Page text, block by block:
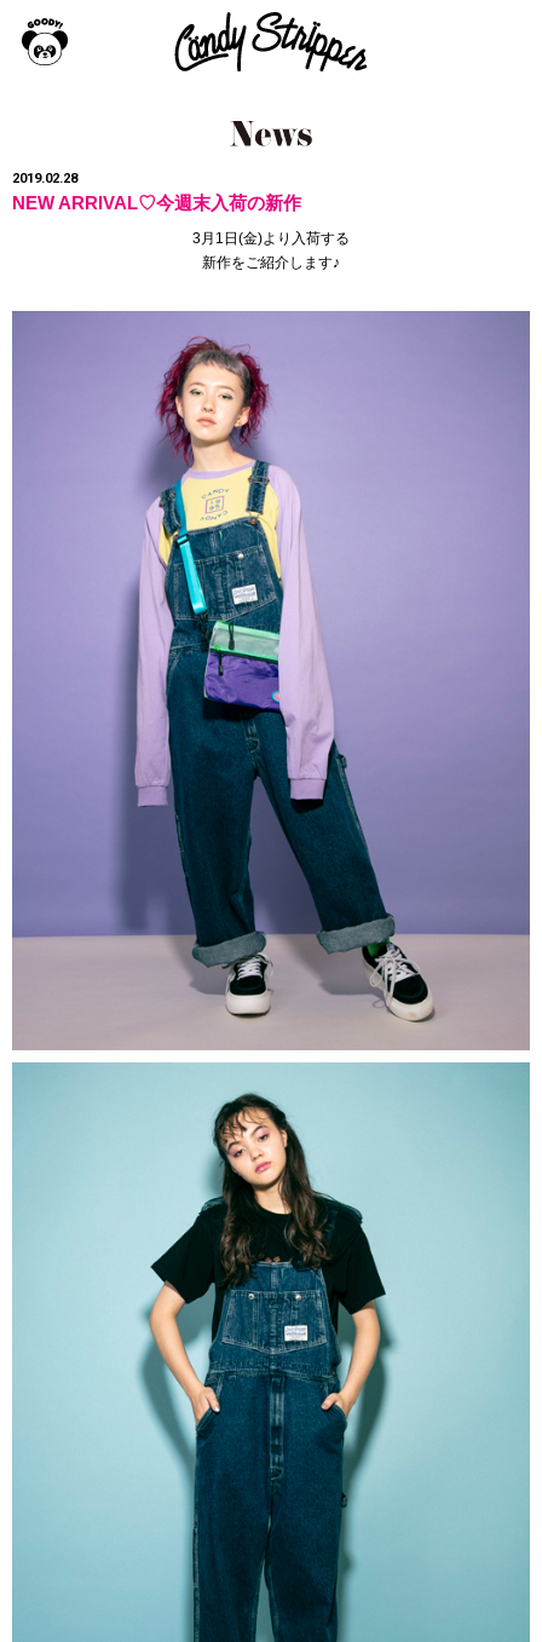
2019.02.28
NEW ARRIVAL♡今週末入荷の新作
3月1日(金)より入荷する
新作をご紹介します♪